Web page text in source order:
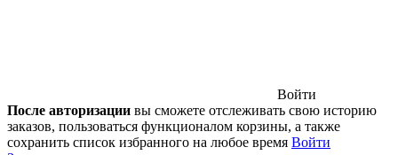
Войти
После авторизации вы сможете отслеживать свою историю
заказов, пользоваться функционалом корзины, а также
сохранить список избранного на любое время Войти